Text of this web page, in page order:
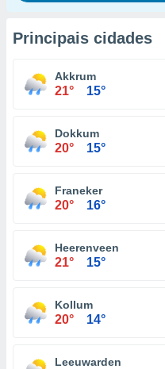
Principais cidades
Akkrum
21° 15°
Dokkum
20° 15°
Franeker
20° 16°
Heerenveen
21° 15°
Kollum
20° 14°
Leeuwarden